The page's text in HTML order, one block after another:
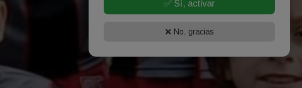
✅ Sí, activar
❌ No, gracias